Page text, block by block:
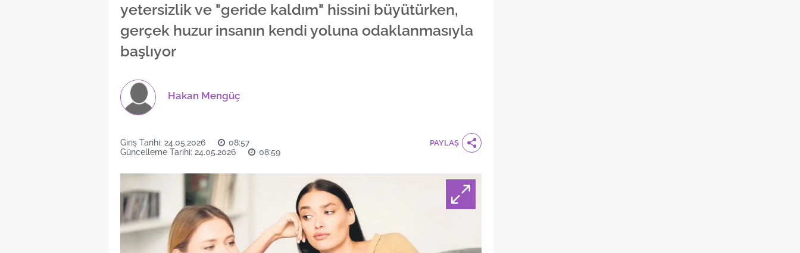
yetersizlik ve "geride kaldım" hissini büyütürken,
gerçek huzur insanın kendi yoluna odaklanmasıyla
başlıyor
Hakan Mengüç
Giriş Tarihi: 24.05.2026
08:57
Güncelleme Tarihi: 24.05.2026
08:59
PAYLAŞ